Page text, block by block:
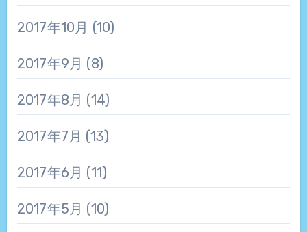
2017年10月 (10)
2017年9月 (8)
2017年8月 (14)
2017年7月 (13)
2017年6月 (11)
2017年5月 (10)